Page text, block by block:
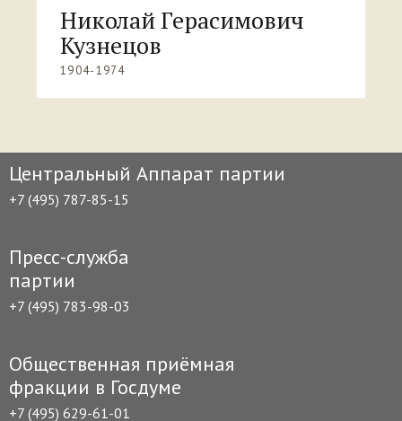
Николай Герасимович
Кузнецов
1904-1974
Центральный Аппарат партии
+7 (495) 787-85-15
Пресс-служба
партии
+7 (495) 783-98-03
Общественная приёмная
фракции в Госдуме
+7 (495) 629-61-01